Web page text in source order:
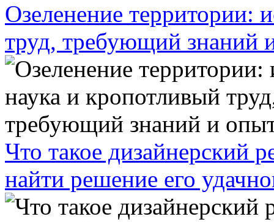
Озеленение территории:
труд, требующий знаний
Что такое дизайнерский
найти решение его